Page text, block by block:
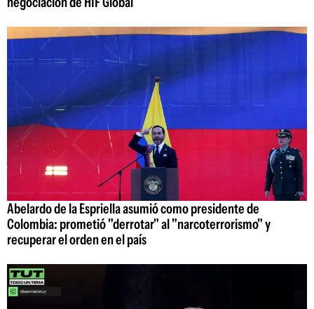
Abelardo de la Espriella asumió como presidente de
Colombia: prometió "derrotar" al "narcoterrorismo" y
recuperar el orden en el país